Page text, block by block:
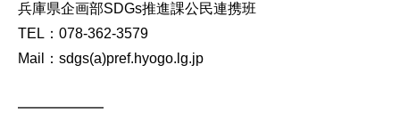
兵庫県企画部SDGs推進課公民連携班
TEL：078-362-3579
Mail：sdgs(a)pref.hyogo.lg.jp
━━━━━━